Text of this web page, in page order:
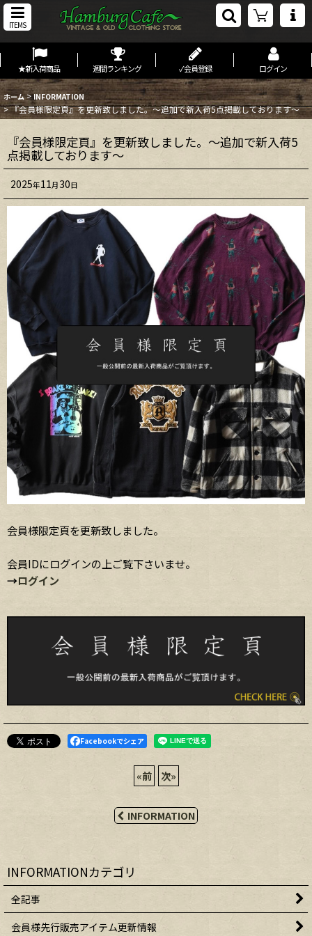
ITEMS
★新入荷商品 週間ランキング ✓会員登録 ログイン
ホーム > INFORMATION
>『会員様限定頁』を更新致しました。～追加で新入荷5点掲載しております～
『会員様限定頁』を更新致しました。～追加で新入荷5
点掲載しております～
2025年11月30日
会員様限定頁を更新致しました。
会員IDにログインの上ご覧下さいませ。
→ログイン
Facebookでシェア
«前 次»
INFORMATION
INFORMATIONカテゴリ
全記事
会員様先行販売アイテム更新情報